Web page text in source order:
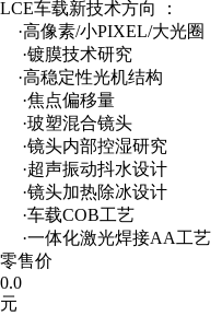
LCE车载新技术方向 ：
·高像素/小PIXEL/大光圈
·镀膜技术研究
·高稳定性光机结构
·焦点偏移量
·玻塑混合镜头
·镜头内部控湿研究
·超声振动抖水设计
·镜头加热除冰设计
·车载COB工艺
·一体化激光焊接AA工艺
零售价
0.0
元